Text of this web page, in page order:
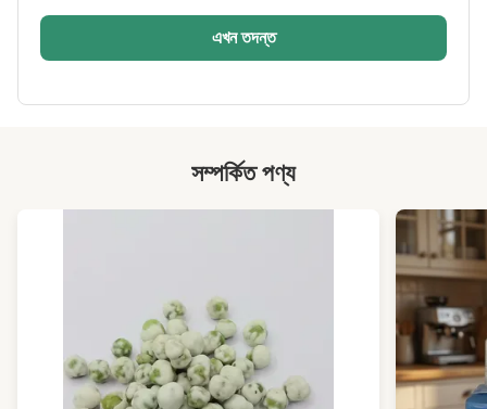
Storage:
Private Label: avaliable
এখন তদন্ত
সম্পর্কিত পণ্য